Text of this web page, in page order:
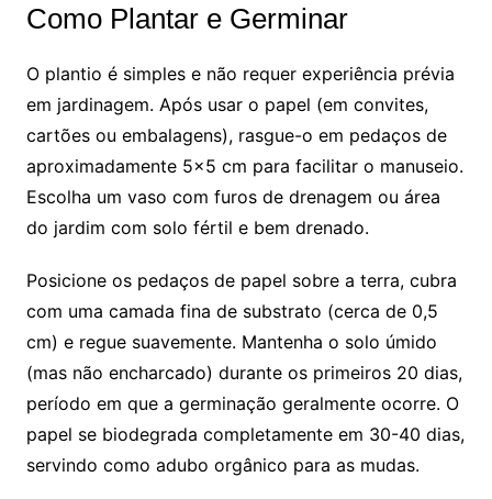
Como Plantar e Germinar
O plantio é simples e não requer experiência prévia
em jardinagem. Após usar o papel (em convites,
cartões ou embalagens), rasgue-o em pedaços de
aproximadamente 5×5 cm para facilitar o manuseio.
Escolha um vaso com furos de drenagem ou área
do jardim com solo fértil e bem drenado.
Posicione os pedaços de papel sobre a terra, cubra
com uma camada fina de substrato (cerca de 0,5
cm) e regue suavemente. Mantenha o solo úmido
(mas não encharcado) durante os primeiros 20 dias,
período em que a germinação geralmente ocorre. O
papel se biodegrada completamente em 30-40 dias,
servindo como adubo orgânico para as mudas.